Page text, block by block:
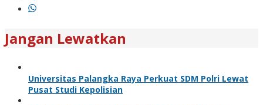
Jangan Lewatkan
Universitas Palangka Raya Perkuat SDM Polri Lewat
Pusat Studi Kepolisian